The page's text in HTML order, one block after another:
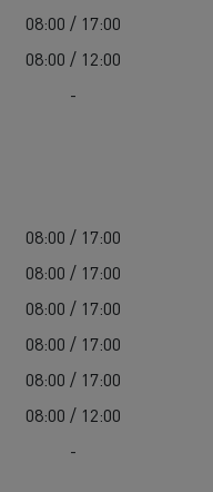
08:00 / 17:00
08:00 / 12:00
-
08:00 / 17:00
08:00 / 17:00
08:00 / 17:00
08:00 / 17:00
08:00 / 17:00
08:00 / 12:00
-